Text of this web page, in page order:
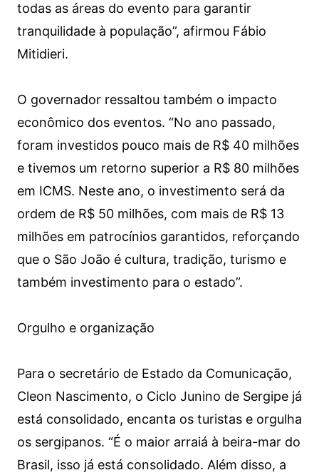
todas as áreas do evento para garantir
tranquilidade à população”, afirmou Fábio
Mitidieri.
O governador ressaltou também o impacto
econômico dos eventos. “No ano passado,
foram investidos pouco mais de R$ 40 milhões
e tivemos um retorno superior a R$ 80 milhões
em ICMS. Neste ano, o investimento será da
ordem de R$ 50 milhões, com mais de R$ 13
milhões em patrocínios garantidos, reforçando
que o São João é cultura, tradição, turismo e
também investimento para o estado”.
Orgulho e organização
Para o secretário de Estado da Comunicação,
Cleon Nascimento, o Ciclo Junino de Sergipe já
está consolidado, encanta os turistas e orgulha
os sergipanos. “É o maior arraiá à beira-mar do
Brasil, isso já está consolidado. Além disso, a